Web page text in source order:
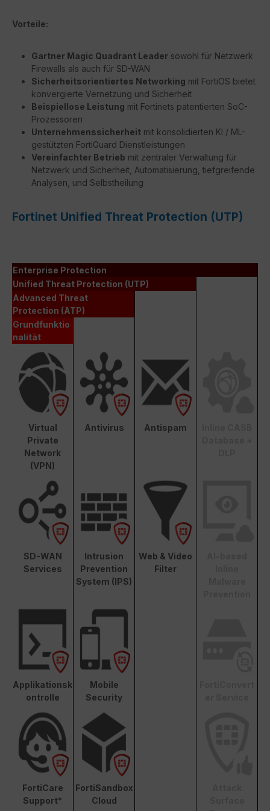
Vorteile:
Gartner Magic Quadrant Leader sowohl für Netzwerk
Firewalls als auch für SD-WAN
Sicherheitsorientiertes Networking mit FortiOS bietet
konvergierte Vernetzung und Sicherheit
Beispiellose Leistung mit Fortinets patentierten SoC-
Prozessoren
Unternehmenssicherheit mit konsolidierten KI / ML-
gestützten FortiGuard Dienstleistungen
Vereinfachter Betrieb mit zentraler Verwaltung für
Netzwerk und Sicherheit, Automatisierung, tiefgreifende
Analysen, und Selbstheilung
Fortinet Unified Threat Protection (UTP)
Enterprise Protection
Unified Threat Protection (UTP)
Advanced Threat
Protection (ATP)
Grundfunktio
nalität
Virtual
Private
Network
(VPN)
Antivirus Antispam
SD-WAN
Services
Intrusion
Prevention
System (IPS)
Web & Video
Filter
Applikationsk
ontrolle
Mobile
Security
FortiCare
Support*
FortiSandbox
Cloud